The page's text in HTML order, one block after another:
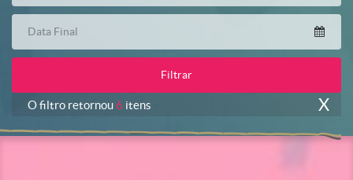
O filtro retornou 6 itens X